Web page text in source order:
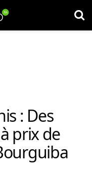
: Des
prix de